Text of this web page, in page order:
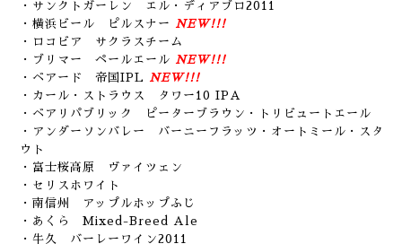
・サンクトガーレン エル・ディアブロ2011
・横浜ビール ピルスナー NEW!!!
・ロコビア サクラスチーム
・ブリマー ペールエール NEW!!!
・ベアード 帝国IPL NEW!!!
・カール・ストラウス タワー10 IPA
・ベアリパブリック ピーターブラウン・トリビュートエール
・アンダーソンバレー バーニーフラッツ・オートミール・スタ
ウト
・富士桜高原 ヴァイツェン
・セリスホワイト
・南信州 アップルホップふじ
・あくら Mixed-Breed Ale
・牛久 バーレーワイン2011